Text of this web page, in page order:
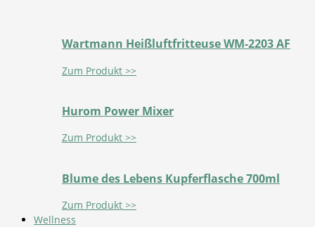
Wartmann Heißluftfritteuse WM-2203 AF
Zum Produkt >>
Hurom Power Mixer
Zum Produkt >>
Blume des Lebens Kupferflasche 700ml
Zum Produkt >>
Wellness